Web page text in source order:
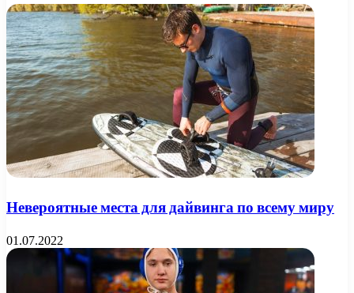
Невероятные места для дайвинга по всему миру
01.07.2022